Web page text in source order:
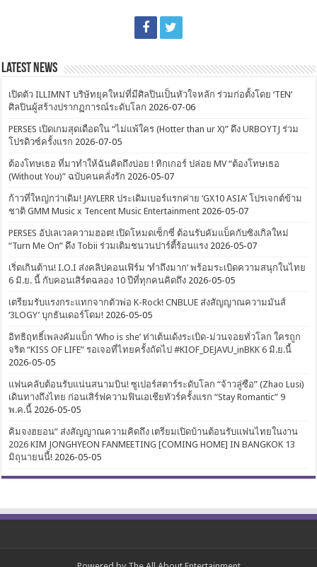
Latest News
เปิดตัว ILLIMNT บริษัทยุคใหม่ที่มีศิลปินเป็นหัวใจหลัก ร่วมก่อตั้งโดย ‘TEN’
ศิลปินผู้สร้างปรากฏการณ์ระดับโลก 2026-07-06
PERSES เปิดเกมสุดเดือดใน “ไม่แพ้ใคร (Hotter than ur X)” ดึง URBOYTJ ร่วม
โปรดิวซ์ครั้งแรก 2026-07-05
ต้องโทษเธอ ที่มาทำให้ฉันคิดถึงบ่อย ! ทิกเกอร์ ปล่อย MV “ต้องโทษเธอ
(Without You)” ฉบับคนคลั่งรัก 2026-05-07
ก้าวที่ใหญ่กว่าเดิม! JAYLERR ประเดิมเบอร์แรกค่าย ‘GX10 ASIA’ โปรเจกต์ข้าม
ชาติ GMM Music x Tencent Music Entertainment 2026-05-07
PERSES อัปเลเวลความฮอต! เปิดโหมดเซ็กซี่ ต้อนรับคัมแบ็คกับซิงเกิลใหม่
“Turn Me On” ดึง Tobii ร่วมเติมชนวนปาร์ตี้ร้อนแรง 2026-05-07
เริ่ดเกินต้าน! I.O.I ส่งคลิปคอนเฟิร์ม ‘ทำถึงมาก’ พร้อมระเบิดความสนุกในไทย
6 มิ.ย. นี้ กับคอนเสิร์ตฉลอง 10 ปีที่ทุกคนคิดถึง 2026-05-05
เตรียมรับแรงกระแทกจากตัวพ่อ K-Rock! CNBLUE ส่งสัญญาณความมันส์
‘3LOGY’ บุกธันเดอร์โดม! 2026-05-05
อิทธิฤทธิ์เพลงคัมแบ็ก ‘Who is she’ ท่าเต้นเด้งระเบิด-ม่วนจอยทั่วโลก ใครถูก
จริต “KISS OF LIFE” รอเจอที่ไทยครั้งถัดไป #KIOF_DEJAVU_inBKK 6 มิ.ย.นี้
2026-05-05
แฟนคลับต้อนรับแน่นสนามบิน! ซูเปอร์สตาร์ระดับโลก “จ้าวลู่ซือ” (Zhao Lusi)
เดินทางถึงไทย ก่อนเสิร์ฟความฟินเอเชียทัวร์ครั้งแรก “Stay Romantic” 9
พ.ค.นี้ 2026-05-05
คิมจงฮยอน” ส่งสัญญาณความคิดถึง เตรียมเปิดบ้านต้อนรับแฟนไทยในงาน
2026 KIM JONGHYEON FANMEETING [COMING HOME] IN BANGKOK 13
มิถุนายนนี้! 2026-05-05